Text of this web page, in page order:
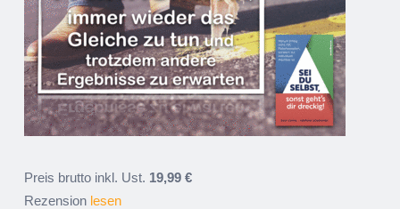
Preis brutto inkl. Ust. 19,99 €
Rezension lesen